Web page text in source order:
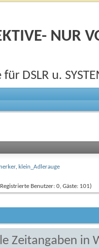
NUR
DSLR u.
, klein_Adlerauge
Benutzer: 0, Gäste: 101)
Zeitangaben in